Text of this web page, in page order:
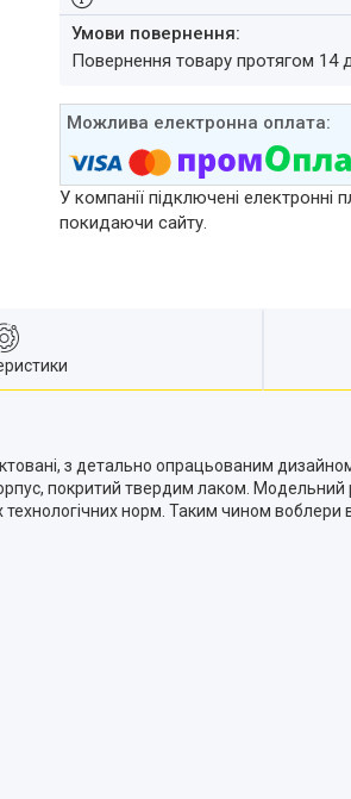
повернення товару протягом 14
У компанії підключені
покидаючи сайту.
з детально опрацьованим
покритий твердим лаком.
технологічних норм. Таким чином